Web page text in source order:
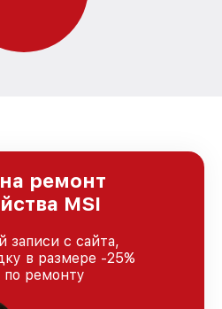
ремонт
MSI
записи с сайта,
в размере -25%
по ремонту